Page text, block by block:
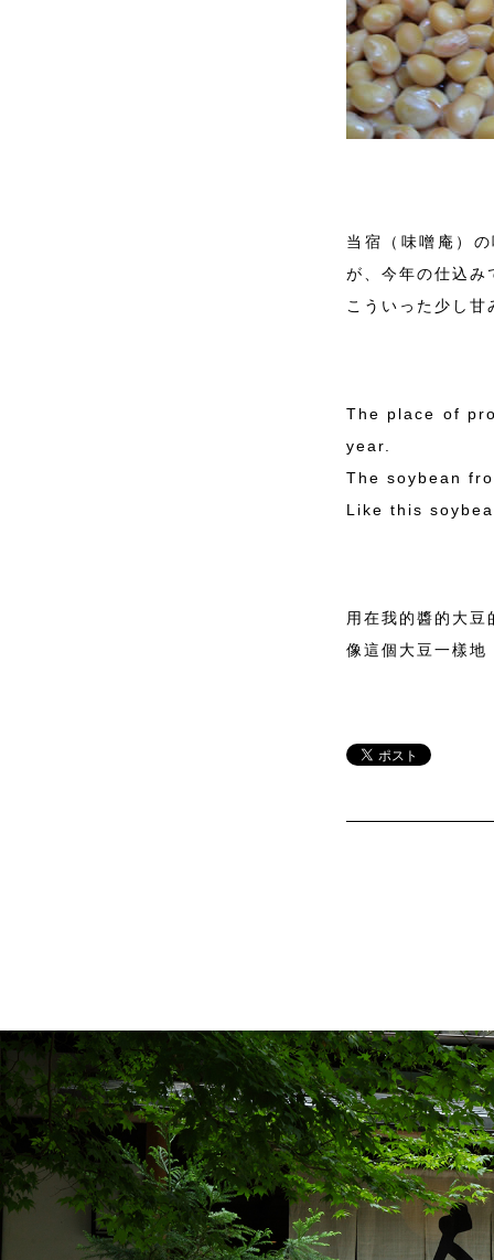
当宿（味噌庵）
が、今年の仕込み
こういった少し
The place of
year.
The soybean
Like this
用在我的醬的大
像這個大豆一樣地